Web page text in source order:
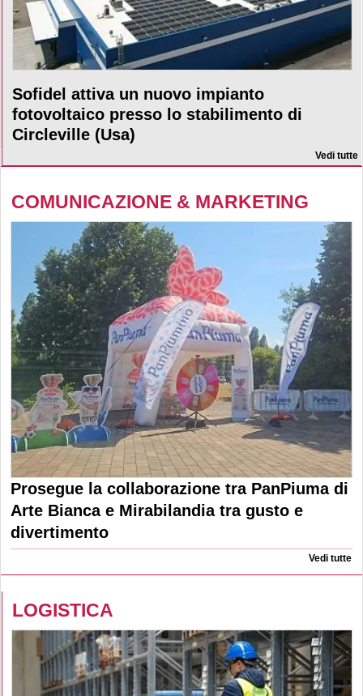
Sofidel attiva un nuovo impianto
fotovoltaico presso lo stabilimento di
Circleville (Usa)
Vedi tutte
COMUNICAZIONE & MARKETING
Prosegue la collaborazione tra PanPiuma di
Arte Bianca e Mirabilandia tra gusto e
divertimento
Vedi tutte
LOGISTICA